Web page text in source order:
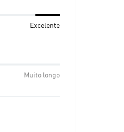
Excelente
Muito longo